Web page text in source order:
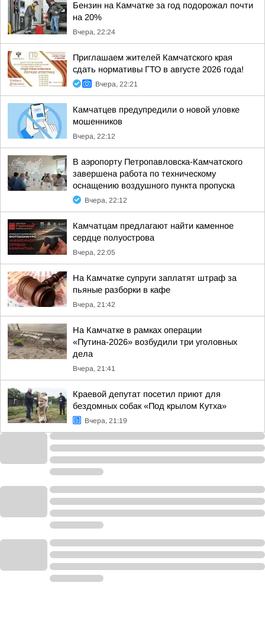
Бензин на Камчатке за год подорожал почти
на 20%
Вчера, 22:24
Приглашаем жителей Камчатского края
сдать нормативы ГТО в августе 2026 года!
Вчера, 22:21
Камчатцев предупредили о новой уловке
мошенников
Вчера, 22:12
В аэропорту Петропавловска-Камчатского
завершена работа по техническому
оснащению воздушного пункта пропуска
Вчера, 22:12
Камчатцам предлагают найти каменное
сердце полуострова
Вчера, 22:05
На Камчатке супруги заплатят штраф за
пьяные разборки в кафе
Вчера, 21:42
На Камчатке в рамках операции
«Путина-2026» возбудили три уголовных
дела
Вчера, 21:41
Краевой депутат посетил приют для
бездомных собак «Под крылом Кутха»
Вчера, 21:19